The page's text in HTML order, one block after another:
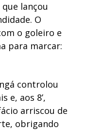
lançou
O
o goleiro e
para marcar:
controlou
e, aos 8’,
arriscou de
obrigando